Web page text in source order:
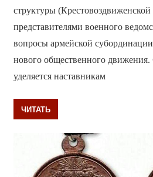
структуры
представителями военного
вопросы армейской
нового общественного
уделяется наставникам
ЧИТАТЬ